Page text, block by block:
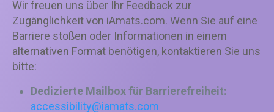
Wir freuen uns über Ihr Feedback zur
Zugänglichkeit von iAmats.com. Wenn Sie auf eine
Barriere stoßen oder Informationen in einem
alternativen Format benötigen, kontaktieren Sie uns
bitte:
Dedizierte Mailbox für Barrierefreiheit:
accessibility@iamats.com